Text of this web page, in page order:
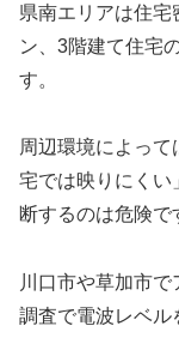
県南エリアは住宅
ン、3階建て住宅
す。
周辺環境によっ
宅では映りにくい
断するのは危険で
川口市や草加市
調査で電波レベル